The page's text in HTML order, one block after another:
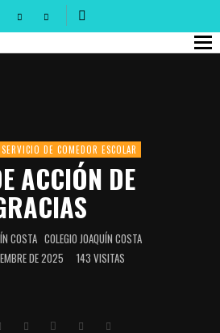
SERVICIO DE COMEDOR ESCOLAR
ACCIÓN DE
COLEGIO JOAQUÍN COSTA
DE 2025
143 VISITAS